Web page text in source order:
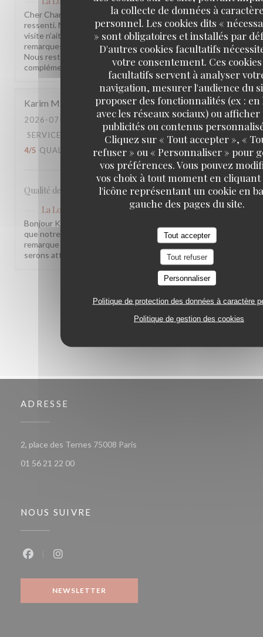
la collecte de données à
personnel. Les cookies dits «
» sont obligatoires et installés par
D'autres cookies facultatifs
votre consentement. Ces cookies
facultatifs servent à analyser
navigation, mesurer l'audience du
proposer des fonctionnalités (ex : en
avec les réseaux sociaux) ou afficher
publicités ou contenus
Cliquez sur « Tout accepter », «
refuser » ou « Personnaliser » pour
vos préférences. Vous pouvez
vos choix à tout moment en
l'icône représentant un cookie en
gauche des pages du site.
Tout accepter
Tout refuser
Personnaliser
Politique de protection des données à caractère
Politique de gestion des cookies
Cher Charles, Merci d'avoir pris le temps de partager votre
ressenti. Nous sommes sincèrement désolés que votre
visite n'ait pas été à la hauteur de vos attentes. Vos
remarques sont précieuses et nous les prenons à cœur.
Nous restons à votre disposition pour tout échange
complémentaire. L'équipe de la Brasserie La Lorraine
Karim M
2026-07-17
- 20:30 - COUVERTS 2
SERVICE
AMBIANCE CUISINE
:
4/5 QUALITÉ / PRIX: 3/5
Qualité des plats, cadre et amabilité de l’équipe
La Lorraine
a répondu à cet avis
Bonjour Karim, Merci pour ce retour ! Nous sommes ravis
que notre équipe et l'ambiance vous aient plu. Votre
remarque sur le rapport qualité-prix est notée, nous y
serons attentifs. À très bientôt !
ADRESSE
2, place des Ternes 75008 Paris
01 56 21 22 00
NOUS SUIVRE
NEWSLETTER